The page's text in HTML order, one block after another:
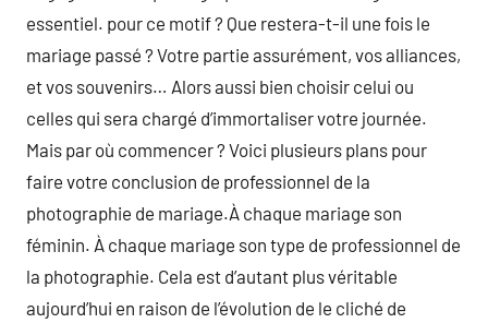
essentiel. pour ce motif ? Que restera-t-il une fois le
mariage passé ? Votre partie assurément, vos alliances,
et vos souvenirs… Alors aussi bien choisir celui ou
celles qui sera chargé d’immortaliser votre journée.
Mais par où commencer ? Voici plusieurs plans pour
faire votre conclusion de professionnel de la
photographie de mariage.À chaque mariage son
féminin. À chaque mariage son type de professionnel de
la photographie. Cela est d’autant plus véritable
aujourd’hui en raison de l’évolution de le cliché de